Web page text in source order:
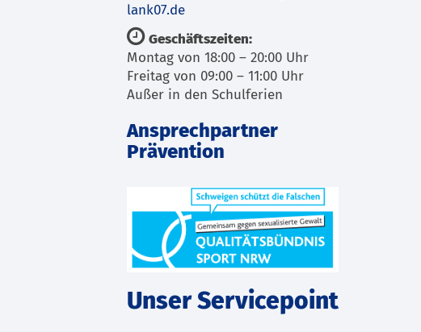
lank07.de
Geschäftszeiten:
Montag von 18:00 – 20:00 Uhr
Freitag von 09:00 – 11:00 Uhr
Außer in den Schulferien
Ansprechpartner
Prävention
Unser Servicepoint